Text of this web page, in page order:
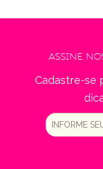
Assine
Cadastre-se